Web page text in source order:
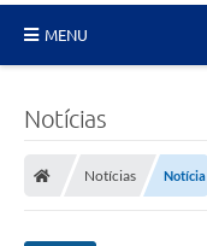
MENU
Secretarias
Notícias
Notícias Notícia